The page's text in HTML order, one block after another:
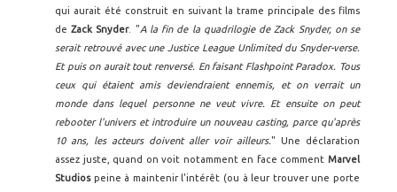
qui aurait été construit en suivant la trame principale des films
deZack Snyder. "A la fin de la quadrilogie de Zack Snyder, on se
serait retrouvé avec une Justice League Unlimited du Snyder-verse.
Et puis on aurait tout renversé. En faisant Flashpoint Paradox. Tous
ceux qui étaient amis deviendraient ennemis, et on verrait un
monde dans lequel personne ne veut vivre. Et ensuite on peut
rebooter l'univers et introduire un nouveau casting, parce qu'après
10 ans, les acteurs doivent aller voir ailleurs." Une déclaration
assez juste, quand on voit notamment en face comment Marvel
Studios peine à maintenir l'intérêt (ou à leur trouver une porte